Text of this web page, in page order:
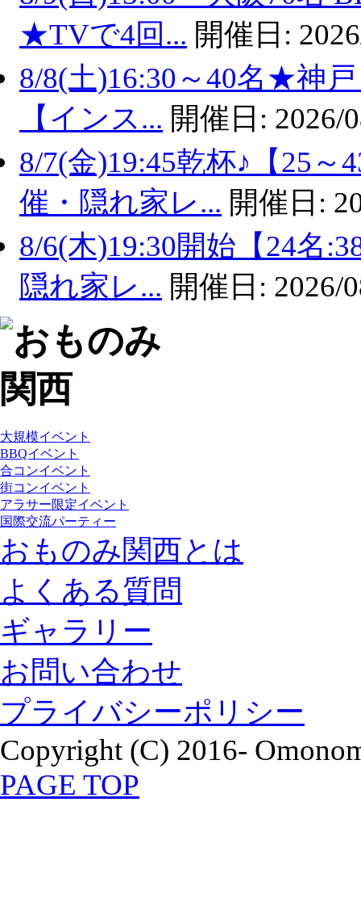
★TVで4回... 開催日:
8/8(土)16:30～40名★神
【インス... 開催日: 2026/
8/7(金)19:45乾杯♪【25
催・隠れ家レ... 開催日:
8/6(木)19:30開始【24名
隠れ家レ... 開催日: 2026/
大規模イベント
BBQイベント
合コンイベント
街コンイベント
アラサー限定イベント
国際交流パーティー
おものみ関西とは
よくある質問
ギャラリー
お問い合わせ
プライバシーポリシー
Copyright (C) 2016-
PAGE TOP